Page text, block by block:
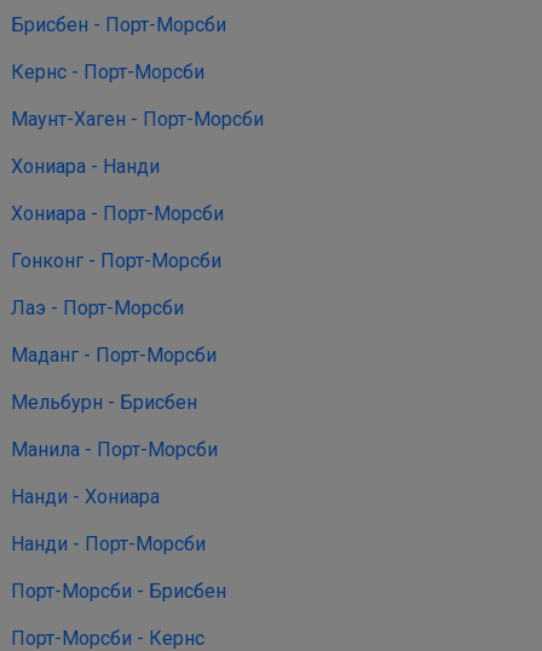
Брисбен - Порт-Морсби
Кернс - Порт-Морсби
Маунт-Хаген - Порт-Морсби
Хониара - Нанди
Хониара - Порт-Морсби
Гонконг - Порт-Морсби
Лаэ - Порт-Морсби
Маданг - Порт-Морсби
Мельбурн - Брисбен
Манила - Порт-Морсби
Нанди - Хониара
Нанди - Порт-Морсби
Порт-Морсби - Брисбен
Порт-Морсби - Кернс